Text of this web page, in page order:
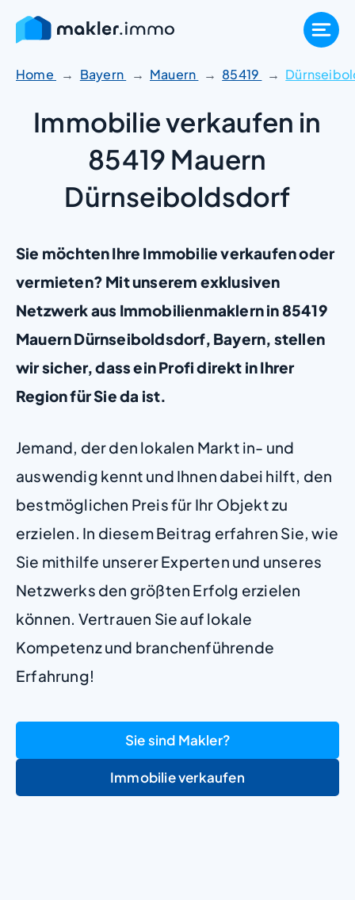
Zum
Inhalt
springen
Home Bayern Mauern 85419
Immobilie verkaufen in
85419 Mauern
Dürnseiboldsdorf
Sie möchten Ihre Immobilie verkaufen oder
vermieten? Mit unserem exklusiven
Netzwerk aus Immobilienmaklern in 85419
Mauern Dürnseiboldsdorf, Bayern, stellen
wir sicher, dass ein Profi direkt in Ihrer
Region für Sie da ist.
Jemand, der den lokalen Markt in- und
auswendig kennt und Ihnen dabei hilft, den
bestmöglichen Preis für Ihr Objekt zu
erzielen. In diesem Beitrag erfahren Sie, wie
Sie mithilfe unserer Experten und unseres
Netzwerks den größten Erfolg erzielen
können. Vertrauen Sie auf lokale
Kompetenz und branchenführende
Erfahrung!
Sie sind Makler?
Immobilie verkaufen